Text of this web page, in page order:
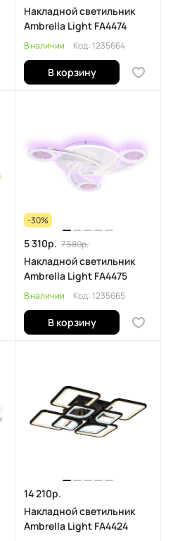
Накладной светильник
Ambrella Light FA4474
В наличии Код: 1235664
В корзину
-30%
5 310р. 7 580р.
Накладной светильник
Ambrella Light FA4475
В наличии Код: 1235665
В корзину
14 210р.
Накладной светильник
Ambrella Light FA4424